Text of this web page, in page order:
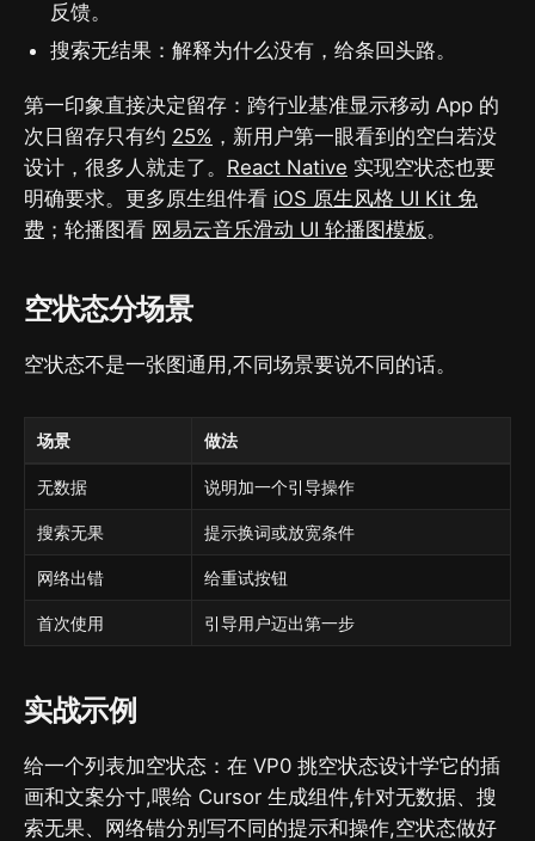
反馈。
搜索无结果：解释为什么没有，给条回头路。
第一印象直接决定留存：跨行业基准显示移动 App 的
次日留存只有约 25% ，新用户第一眼看到的空白若没
设计，很多人就走了。 React Native 实现空状态也要
明确要求。更多原生组件看 iOS 原生风格 UI Kit 免
费 ；轮播图看 网易云音乐滑动 UI 轮播图模板。
空状态分场景
空状态不是一张图通用,不同场景要说不同的话。
场景 做法
无数据 说明加一个引导操作
搜索无果 提示换词或放宽条件
网络出错 给重试按钮
首次使用 引导用户迈出第一步
实战示例
给一个列表加空状态：在 VP0 挑空状态设计学它的插
画和文案分寸,喂给 Cursor 生成组件,针对无数据、搜
索无果、网络错分别写不同的提示和操作,空状态做好